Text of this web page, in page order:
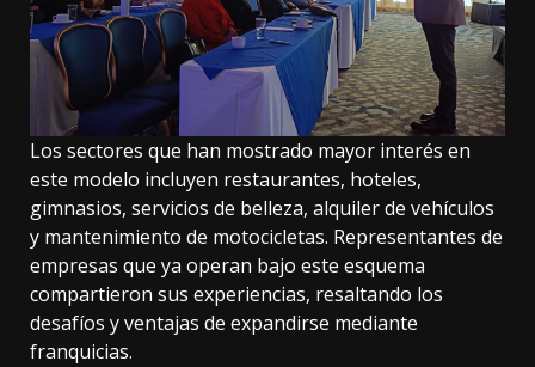
Los sectores que han mostrado mayor interés en
este modelo incluyen restaurantes, hoteles,
gimnasios, servicios de belleza, alquiler de vehículos
y mantenimiento de motocicletas. Representantes de
empresas que ya operan bajo este esquema
compartieron sus experiencias, resaltando los
desafíos y ventajas de expandirse mediante
franquicias.